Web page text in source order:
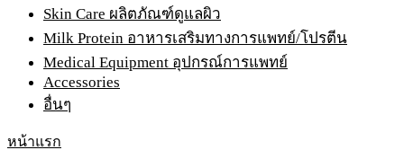
Skin Care ผลิตภัณฑ์ดูแลผิว
Milk Protein อาหารเสริมทางการแพทย์/โปรตีน
Medical Equipment อุปกรณ์การแพทย์
Accessories
อื่นๆ
หน้าแรก